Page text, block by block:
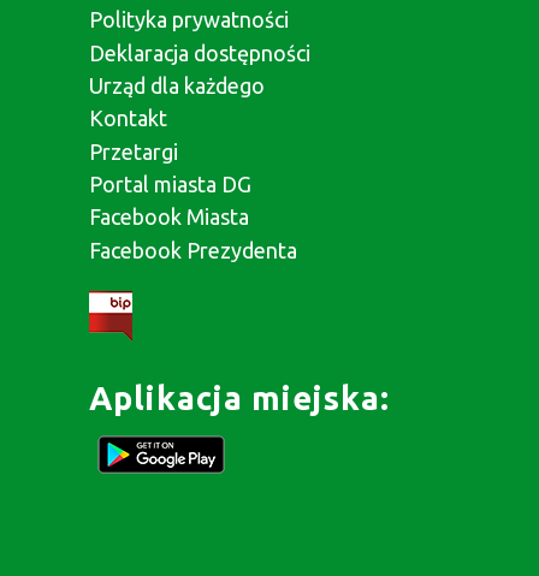
Polityka prywatności
Deklaracja dostępności
Urząd dla każdego
Kontakt
Przetargi
Portal miasta DG
Facebook Miasta
Facebook Prezydenta
Aplikacja miejska: